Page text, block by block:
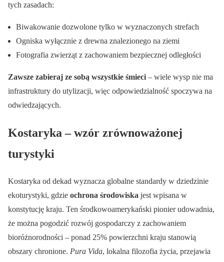
tych zasadach:
Biwakowanie dozwolone tylko w wyznaczonych strefach
Ogniska wyłącznie z drewna znalezionego na ziemi
Fotografia zwierząt z zachowaniem bezpiecznej odległości
Zawsze zabieraj ze sobą wszystkie śmieci – wiele wysp nie ma
infrastruktury do utylizacji, więc odpowiedzialność spoczywa na
odwiedzających.
Kostaryka – wzór zrównoważonej
turystyki
Kostaryka od dekad wyznacza globalne standardy w dziedzinie
ekoturystyki, gdzie ochrona środowiska jest wpisana w
konstytucję kraju. Ten środkowoamerykański pionier udowadnia,
że można pogodzić rozwój gospodarczy z zachowaniem
bioróżnorodności – ponad 25% powierzchni kraju stanowią
obszary chronione. Pura Vida, lokalna filozofia życia, przejawia